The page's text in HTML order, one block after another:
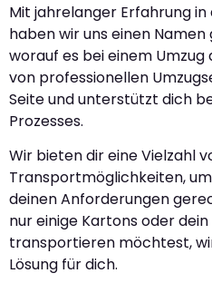
Mit jahrelanger Erfahrung
haben wir uns einen
worauf es bei einem
von professionellen
Seite und unterstützt dich
Prozesses.
Wir bieten dir eine Vielzahl
Transportmöglichkeiten,
deinen Anforderungen
nur einige Kartons oder
transportieren möchtest,
Lösung für dich.